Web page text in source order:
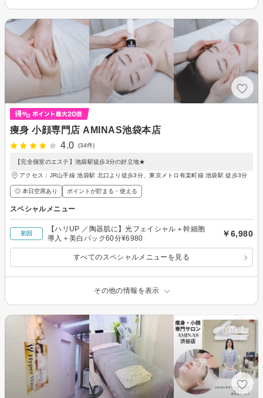
痩身 小顔専門店 AMINAS池袋本店
4.0
(34件)
【完全個室のエステ】池袋駅徒歩3分の好立地★
アクセス：JR山手線 池袋駅 北口より徒歩3分、東京メトロ有楽町線 池袋駅 徒歩3分
◎ 本日空席あり ポイントが貯まる・使える
スペシャルメニュー
初回
【ハリUP ／陶器肌に】光フェイシャル＋幹細胞
導入＋美白パック60分¥6980
￥6,980
すべてのスペシャルメニューを見る
その他の情報を表示